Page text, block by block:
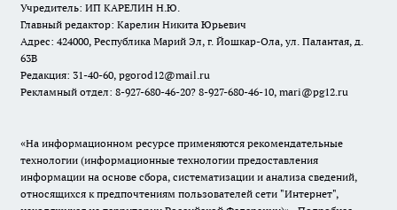
Учредитель: ИП КАРЕЛИН Н.Ю.
Главный редактор: Карелин Никита Юрьевич
Адрес: 424000, Республика Марий Эл, г. Йошкар-Ола, ул. Палантая, д.
63В
Редакция: 31-40-60, pgorod12@mail.ru
Рекламный отдел: 8-927-680-46-20? 8-927-680-46-10, mari@pg12.ru
«На информационном ресурсе применяются рекомендательные
технологии (информационные технологии предоставления
информации на основе сбора, систематизации и анализа сведений,
относящихся к предпочтениям пользователей сети "Интернет",